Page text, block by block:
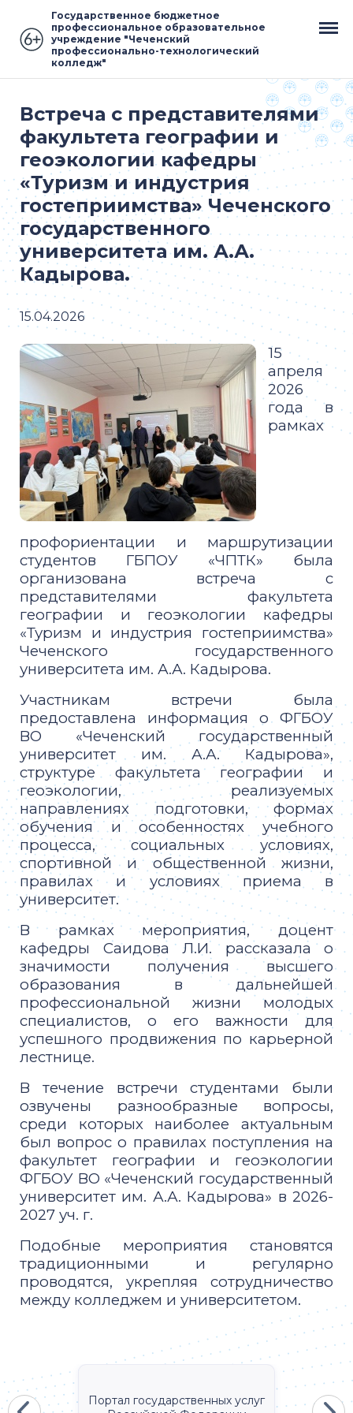
Государственное бюджетное
профессиональное образовательное
учреждение "Чеченский
профессионально-технологический
колледж"
Встреча с представителями
факультета географии и
геоэкологии кафедры
«Туризм и индустрия
гостеприимства» Чеченского
государственного
университета им. А.А.
Кадырова.
15.04.2026
15
апреля
2026
года в
рамках
профориентации и маршрутизации
студентов ГБПОУ «ЧПТК» была
организована встреча с
представителями факультета
географии и геоэкологии кафедры
«Туризм и индустрия гостеприимства»
Чеченского государственного
университета им. А.А. Кадырова.
Участникам встречи была
предоставлена информация о ФГБОУ
ВО «Чеченский государственный
университет им. А.А. Кадырова»,
структуре факультета географии и
геоэкологии, реализуемых
направлениях подготовки, формах
обучения и особенностях учебного
процесса, социальных условиях,
спортивной и общественной жизни,
правилах и условиях приема в
университет.
В рамках мероприятия, доцент
кафедры Саидова Л.И. рассказала о
значимости получения высшего
образования в дальнейшей
профессиональной жизни молодых
специалистов, о его важности для
успешного продвижения по карьерной
лестнице.
В течение встречи студентами были
озвучены разнообразные вопросы,
среди которых наиболее актуальным
был вопрос о правилах поступления на
факультет географии и геоэкологии
ФГБОУ ВО «Чеченский государственный
университет им. А.А. Кадырова» в 2026-
2027 уч. г.
Подобные мероприятия становятся
традиционными и регулярно
проводятся, укрепляя сотрудничество
между колледжем и университетом.
Портал государственных услуг